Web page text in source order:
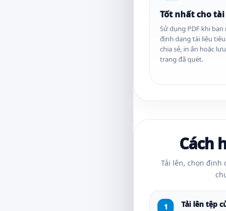
Tốt nhất cho
Sử dụng PDF khi
định dạng tài liệu
chia sẻ, in ấn hoặc
trang đã quét.
Cách
Tải lên, chọn định
Tải lên tệp